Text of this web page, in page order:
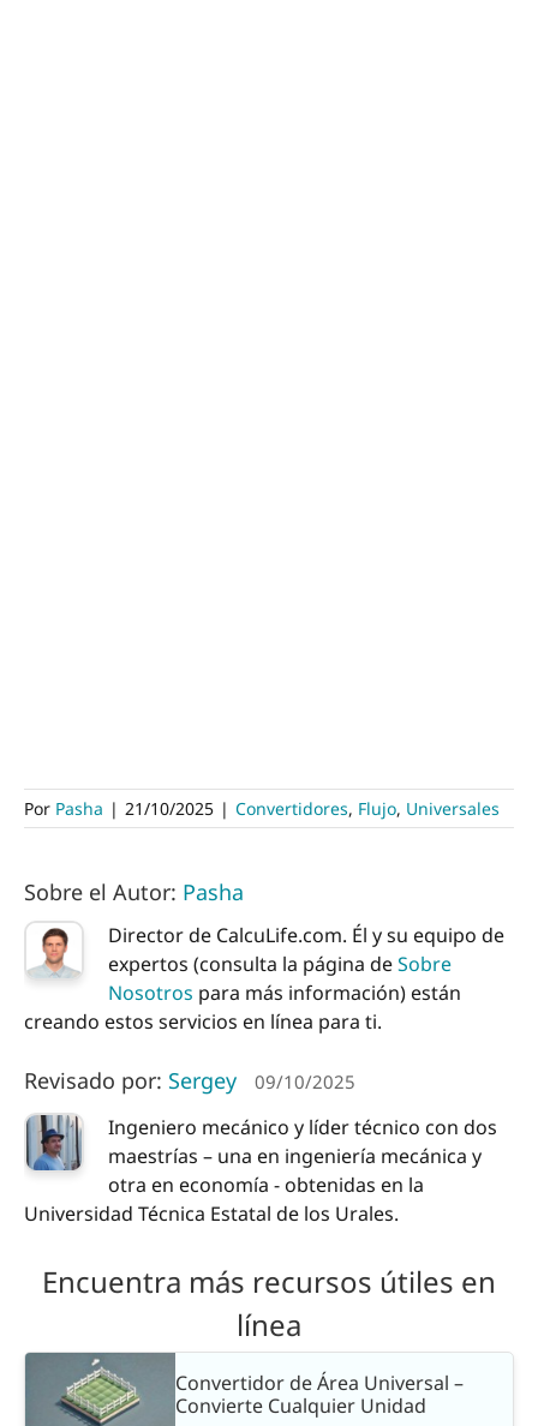
Por Pasha | 21/10/2025 | Convertidores, Flujo, Universales
Sobre el Autor: Pasha
Director de CalcuLife.com. Él y su equipo de
expertos (consulta la página deSobre
Nosotros para más información) están
creando estos servicios en línea para ti.
Revisado por: Sergey 09/10/2025
Ingeniero mecánico y líder técnico con dos
maestrías – una en ingeniería mecánica y
otra en economía - obtenidas en la
Universidad Técnica Estatal de los Urales.
Encuentra más recursos útiles en
línea
Convertidor de Área Universal –
Convierte Cualquier Unidad